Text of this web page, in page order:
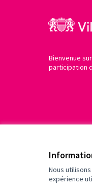
Nous
expérience
Bienvenue
participation